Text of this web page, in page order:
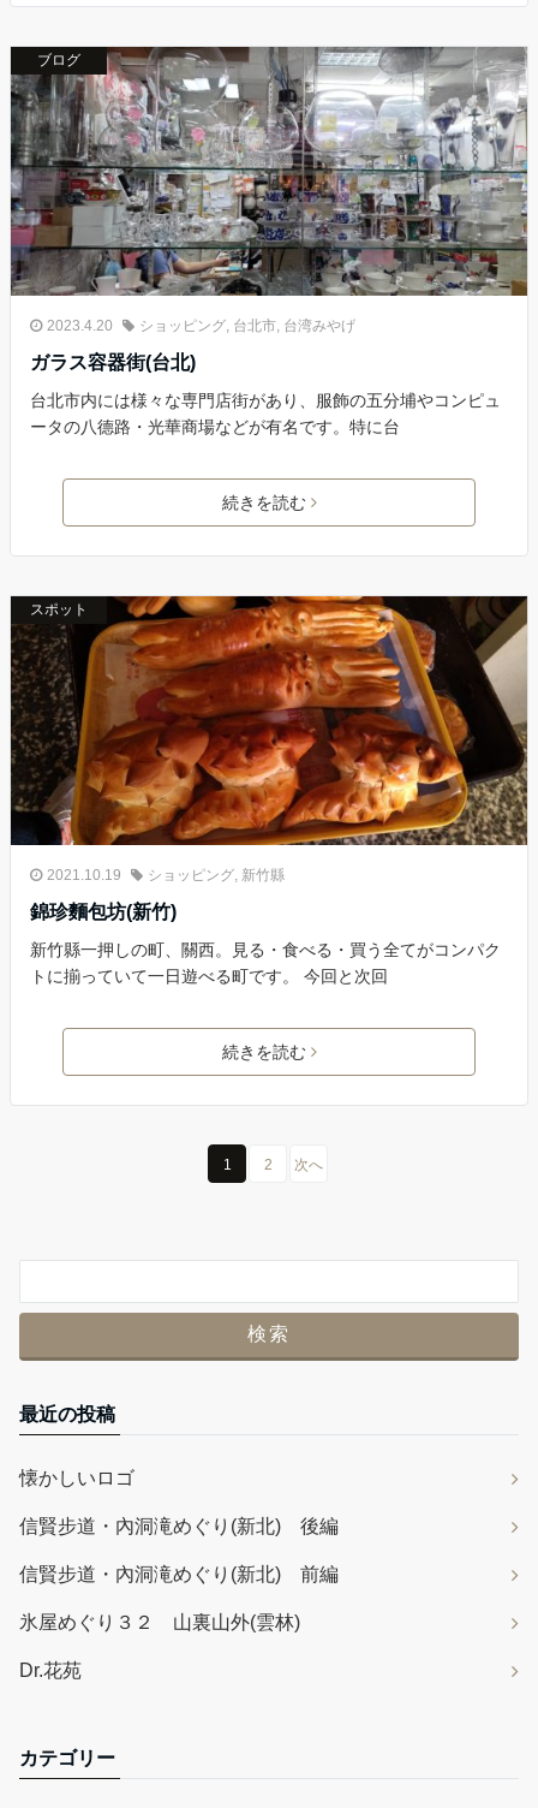
ブログ
2023.4.20 ショッピング 台北市 台湾みやげ
ガラス容器街(台北)
台北市内には様々な専門店街があり、服飾の五分埔やコンピュ
ータの八德路・光華商場などが有名です。特に台
続きを読む
スポット
2021.10.19 ショッピング 新竹縣
錦珍麵包坊(新竹)
新竹縣一押しの町、關西。見る・食べる・買う全てがコンパク
トに揃っていて一日遊べる町です。 今回と次回
続きを読む
1 2 次へ
最近の投稿
懐かしいロゴ
信賢步道・內洞滝めぐり(新北) 後編
信賢步道・內洞滝めぐり(新北) 前編
氷屋めぐり３２ 山裏山外(雲林)
Dr.花苑
カテゴリー